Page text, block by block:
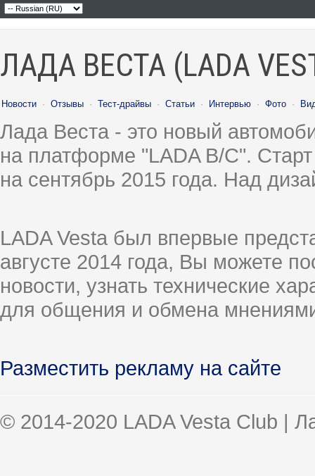
ЛАДА ВЕСТА (LADA
Новости · Отзывы · Тест-драйвы · Статьи · Интервью · Фото ·
Лада Веста - это новый
на платформе "LADA B/C".
на сентябрь 2015 года. Над
LADA Vesta был впервые
августе 2014 года, Вы можете
новости, узнать технические
для общения и обмена
Разместить рекламу на сайте
© 2014-2020 LADA Vesta Club |